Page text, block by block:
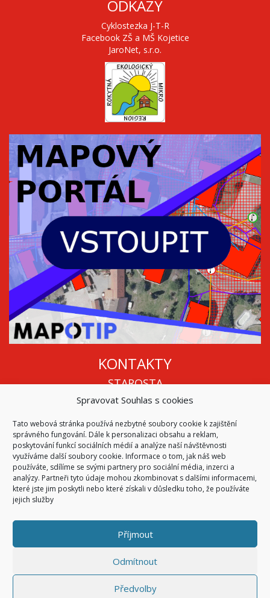
Spravovat Souhlas s cookies
Tato webová stránka používá nezbytné soubory cookie k zajištění
správného fungování. Dále k personalizaci obsahu a reklam,
poskytování funkcí sociálních médií a analýze naší návštěvnosti
využíváme další soubory cookie. Informace o tom, jak náš web
používáte, sdílíme se svými partnery pro sociální média, inzerci a
analýzy. Partneři tyto údaje mohou zkombinovat s dalšími informacemi,
které jste jim poskytli nebo které získali v důsledku toho, že používáte
jejich služby
Příjmout
Odmítnout
Předvolby
ODKAZY
Cyklostezka J-T-R
Facebook ZŠ a MŠ Kojetice
JaroNet, s.r.o.
KONTAKTY
STAROSTA
Mgr. Roman Vala
info@oukojetice.cz
ÚŘEDNÍ HODINY
Po, St: 15:30 - 16:30
Všechny kontakty | Kde nás najdete
© 2026Obec Kojetice na Moravě
Všechna práva vyhrazena
Code & Design bySymphony Digital